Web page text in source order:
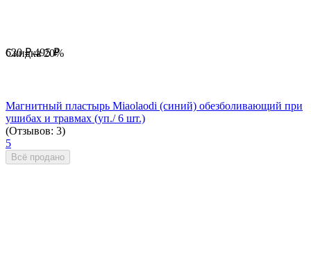
Скидка20%
620 ₽ 495 ₽
Магнитный пластырь Miaolaodi (синий) обезболивающий при
ушибах и травмах (уп./ 6 шт.)
(Отзывов: 3)
5
Всё продано